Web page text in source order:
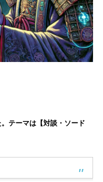
テーマは【対談・ソード